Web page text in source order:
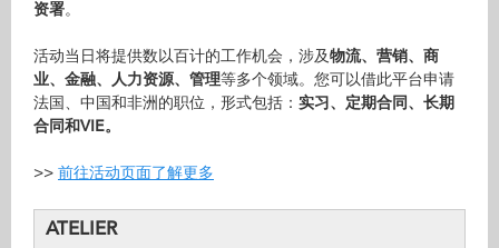
资署。
活动当日将提供数以百计的工作机会，涉及物流、营销、商
业、金融、人力资源、管理等多个领域。您可以借此平台申请
法国、中国和非洲的职位，形式包括： 实习、定期合同、长期
合同和VIE。
>> 前往活动页面了解更多
ATELIER